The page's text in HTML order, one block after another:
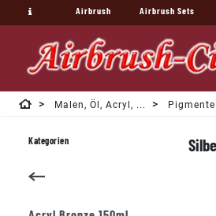
Airbrush Airbrush Sets
Malen, Öl, Acryl, ...
Kategorien